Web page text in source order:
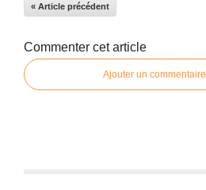
« Article précédent
Commenter cet article
Ajouter un commentaire